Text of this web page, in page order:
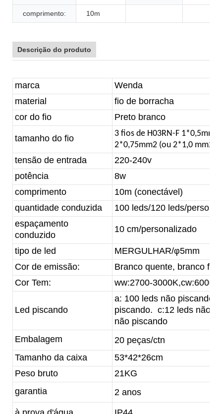
comprimento: 10m
Descrição do produto
marca
Wenda
material
fio de borracha
cor do fio
Preto branco
tamanho do fio
3 fios de H03RN-F 1*0,5mm2
2*0,75mm2 (ou 2*1,0 mm2)
tensão de entrada
220-240v
potência
8w
comprimento
10m (conectável)
quantidade conduzida
100 leds/120 leds/
espaçamento
conduzido
10 cm/personalizado
tipo de led
MERGULHAR/φ5mm
Cor de emissão:
Branco quente, branco frio
Cor Tem:
ww:2700-3000K,cw:6000-
Led piscando
a: 100 leds não piscando.
piscando. c:12 leds não
não piscando
Embalagem
20 peças/ctn
Tamanho da caixa
53*42*26cm
Peso bruto
21KG
garantia
2 anos